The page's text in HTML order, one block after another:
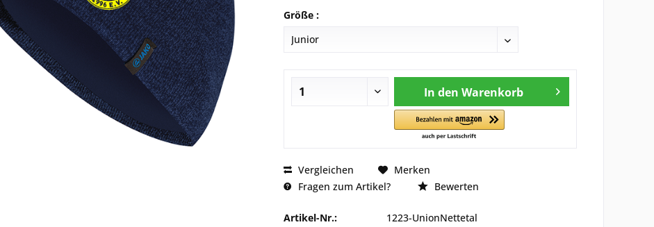
Größe :
In den Warenkorb
Vergleichen
Merken
Fragen zum Artikel?
Bewerten
Artikel-Nr.: 1223-UnionNettetal